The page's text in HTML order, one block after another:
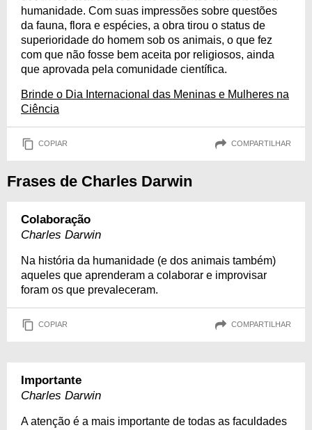
humanidade. Com suas impressões sobre questões
da fauna, flora e espécies, a obra tirou o status de
superioridade do homem sob os animais, o que fez
com que não fosse bem aceita por religiosos, ainda
que aprovada pela comunidade científica.
Brinde o Dia Internacional das Meninas e Mulheres na
Ciência
COPIAR COMPARTILHAR
Frases de Charles Darwin
Colaboração
Charles Darwin
Na história da humanidade (e dos animais também)
aqueles que aprenderam a colaborar e improvisar
foram os que prevaleceram.
COPIAR COMPARTILHAR
Importante
Charles Darwin
A atenção é a mais importante de todas as faculdades